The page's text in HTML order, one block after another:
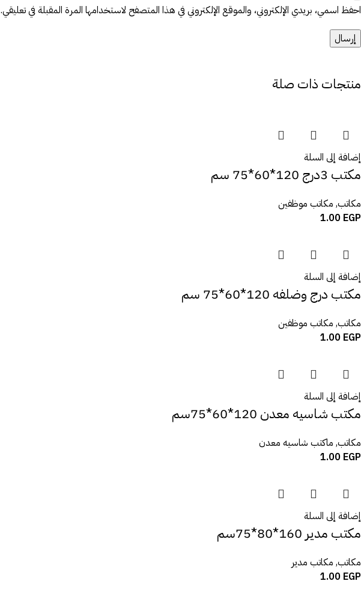
احفظ اسمي، بريدي الإلكتروني، والموقع الإلكتروني في هذا المتصفح لاستخدامها المرة المقبلة في تعليقي.
منتجات ذات صلة
إضافة إلى السلة
مكتب 3درج 120*60*75 سم
مكاتب, مكاتب موظفين
1.00 EGP
إضافة إلى السلة
مكتب درج وضلفه 120*60*75 سم
مكاتب, مكاتب موظفين
1.00 EGP
إضافة إلى السلة
مكتب شاسيه معدن 120*60*75سم
مكاتب, ماكتب شاسيه معدن
1.00 EGP
إضافة إلى السلة
مكتب مدير 160*80*75سم
مكاتب, مكاتب مدير
1.00 EGP